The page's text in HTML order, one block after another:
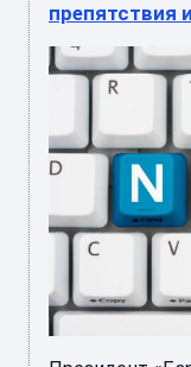
препятствия